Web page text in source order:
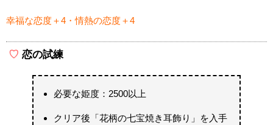
幸福な恋度＋4・情熱の恋度＋4
恋の試練
必要な姫度：2500以上
クリア後「花柄の七宝焼き耳飾り」を入手